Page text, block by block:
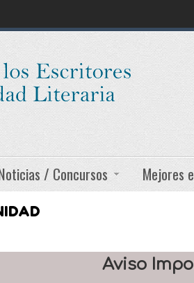
/ Concursos Mejores
Aviso